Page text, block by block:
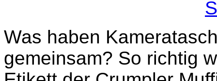
Was haben
gemeinsam? So richtig